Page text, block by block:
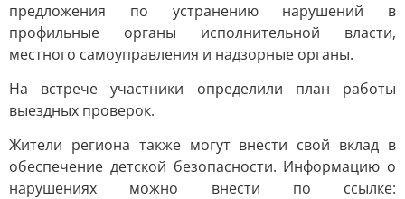
предложения по устранению нарушений в
профильные органы исполнительной власти,
местного самоуправления и надзорные органы.
На встрече участники определили план работы
выездных проверок.
Жители региона также могут внести свой вклад в
обеспечение детской безопасности. Информацию о
нарушениях можно внести по ссылке: